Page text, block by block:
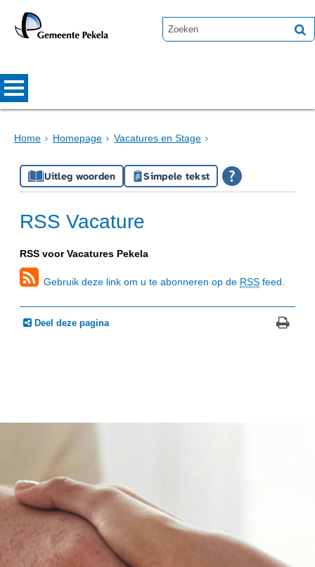
Home Homepage Vacatures en Stage
Uitleg woorden Simpele tekst
RSS Vacature
RSS voor Vacatures Pekela
Gebruik deze link om u te abonneren op de RSS feed.
Deel deze pagina